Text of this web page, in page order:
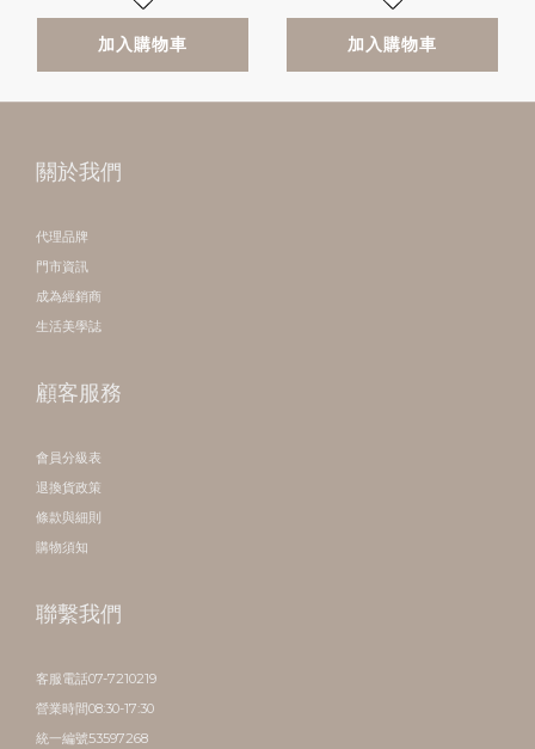
加入購物車 加入購物車
關於我們
代理品牌
門市資訊
成為經銷商
生活美學誌
顧客服務
會員分級表
退換貨政策
條款與細則
購物須知
聯繫我們
客服電話07-7210219
營業時間08:30-17:30
統一編號53597268